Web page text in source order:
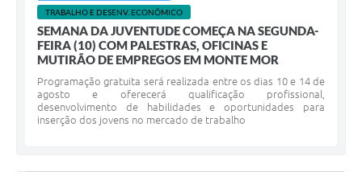
TRABALHO E DESENV. ECONÔMICO
SEMANA DA JUVENTUDE COMEÇA NA SEGUNDA-
FEIRA (10) COM PALESTRAS, OFICINAS E
MUTIRÃO DE EMPREGOS EM MONTE MOR
Programação gratuita será realizada entre os dias 10 e 14 de
agosto e oferecerá qualificação profissional,
desenvolvimento de habilidades e oportunidades para
inserção dos jovens no mercado de trabalho